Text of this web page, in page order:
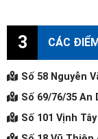
3 CÁC
Số 58 Nguyễn
Số 69/76/35 An
Số 101 Vịnh